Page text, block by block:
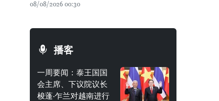
08/08/2026 00:30
播客
一周要闻：泰王国国
会主席、下议院议长
梭蓬·乍兰对越南进行